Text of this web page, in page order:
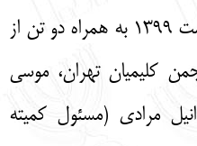
روز یکشنبه مورخ ۲۸ اردیبهشت ۱۳۹۹ به همراه دو تن از
کلیمیان تهران، موسی
مرادی (مسئول کمیته